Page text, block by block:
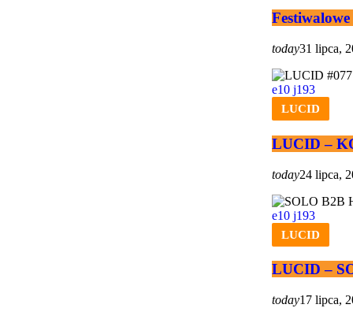
today31 lipca,
10 193
LUCID
LUCID –
today24 lipca,
10 193
LUCID
LUCID –
today17 lipca,